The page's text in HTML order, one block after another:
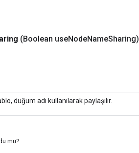
(Boolean useNodeNameSharing)
düğüm adı kullanılarak paylaşılır.
mu?